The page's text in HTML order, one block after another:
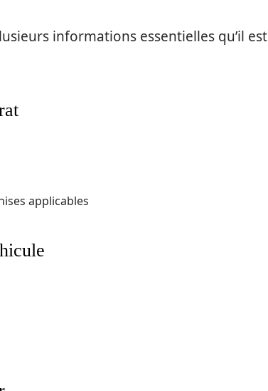
informations essentielles qu’il est
applicables